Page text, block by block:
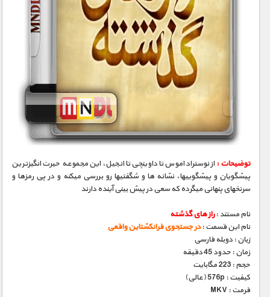
کیهان / نجوم
ماورایی
مسابقات / ورزشی
مستند های اختصاصی
توضیحات :از نوستراداموس تا داوینچی تا انجیل، این مجموعه حیرت انگیزترین
پیشگویان و پیشگوییها، نشانه­ ها و شگفتیها رو بررسی میکنه و در پی رمزها و
سرنخهای پنهانی میگرده که سعی در پیش بینی آینده دارند
نام مستند :راز های گذشته
نام این قسمت :در جستجوی فرانکشتاین واقعی
زبان : دوبله فارسی
زمان : حدود 45 دقیقه
حجم : 223 مگابایت
کیفیت : 576p (عالی)
فرمت : MKV